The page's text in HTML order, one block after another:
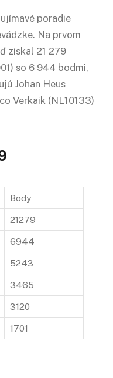
poradie
Na prvom
získal 21 279
so 6 944 bodmi,
Johan Heus
Verkaik (NL10133)
Body
21279
6944
5243
3465
3120
1701